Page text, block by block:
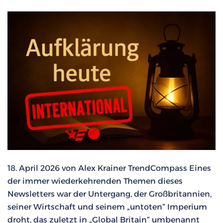
18. April 2026 von Alex Krainer TrendCompass Eines
der immer wiederkehrenden Themen dieses
Newsletters war der Untergang, der Großbritannien,
seiner Wirtschaft und seinem „untoten“ Imperium
droht, das zuletzt in „Global Britain“ umbenannt